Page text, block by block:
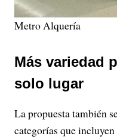
Metro Alquería
Más variedad
solo lugar
La propuesta también
categorías que